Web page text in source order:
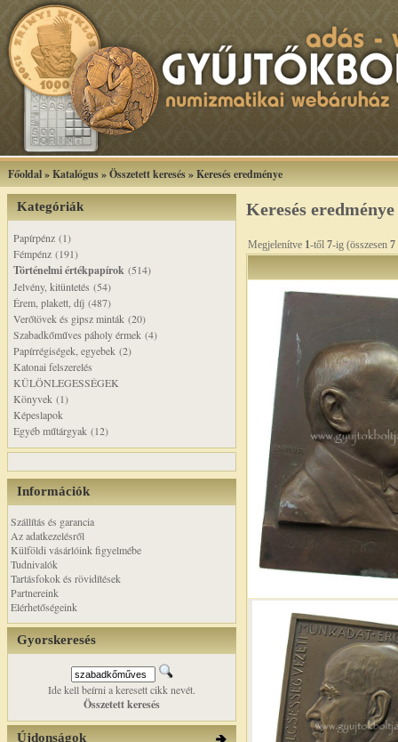
Főoldal»Katalógus»Összetett keresés»Keresés eredménye
Kategóriák
Papírpénz (1)
Fémpénz (191)
Történelmi értékpapírok (514)
Jelvény, kitüntetés (54)
Érem, plakett, díj (487)
Verőtövek és gipsz minták (20)
Szabadkőműves páholy érmek (4)
Papírrégiségek, egyebek (2)
Katonai felszerelés
KÜLÖNLEGESSÉGEK
Könyvek (1)
Képeslapok
Egyéb műtárgyak (12)
Információk
Szállítás és garancia
Az adatkezelésről
Külföldi vásárlóink figyelmébe
Tudnivalók
Tartásfokok és rövidítések
Partnereink
Elérhetőségeink
Gyorskeresés
Ide kell beírni a keresett cikk nevét.
Összetett keresés
Újdonságok
Keresés eredménye
Megjelenítve 1-től 7-ig (összesen 7